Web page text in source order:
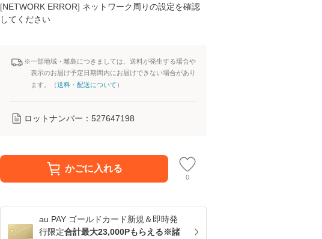
[NETWORK ERROR] ネットワーク周りの設定を確認
してください
※一部地域・離島につきましては、送料が発生する場合や
表示のお届け予定日期間内にお届けできない場合があり
ます。（送料・配送について ）
ロットナンバー： 527647198
かごに入れる
0
au PAY ゴールドカード新規＆即時発
行限定合計最大23,000Pもらえる※諸